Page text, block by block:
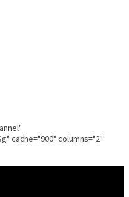
cache="900" columns="2"